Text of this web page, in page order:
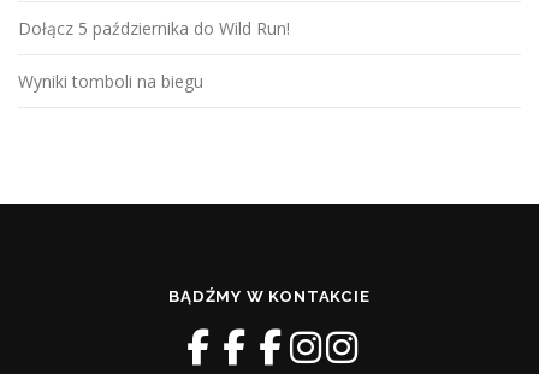
Dołącz 5 października do Wild Run!
Wyniki tomboli na biegu
BĄDŹMY W KONTAKCIE